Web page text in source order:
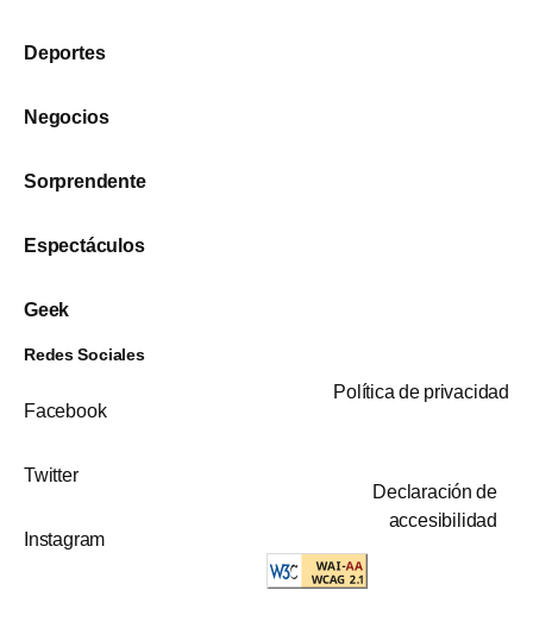
Deportes
Negocios
Sorprendente
Espectáculos
Geek
Redes Sociales
Facebook
Twitter
Instagram
Política de privacidad
Declaración de
accesibilidad